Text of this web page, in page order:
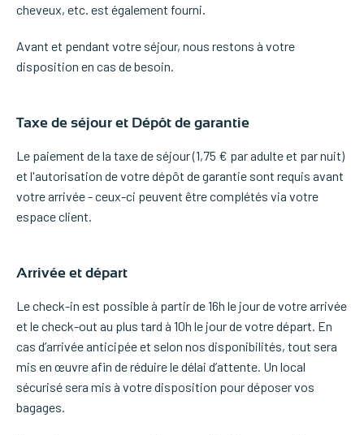
cheveux, etc. est également fourni.
Avant et pendant votre séjour, nous restons à votre
disposition en cas de besoin.
Taxe de séjour et Dépôt de garantie
Le paiement de la taxe de séjour (1,75 € par adulte et par nuit)
et l'autorisation de votre dépôt de garantie sont requis avant
votre arrivée - ceux-ci peuvent être complétés via votre
espace client.
Arrivée et départ
Le check-in est possible à partir de 16h le jour de votre arrivée
et le check-out au plus tard à 10h le jour de votre départ. En
cas d’arrivée anticipée et selon nos disponibilités, tout sera
mis en œuvre afin de réduire le délai d’attente. Un local
sécurisé sera mis à votre disposition pour déposer vos
bagages.